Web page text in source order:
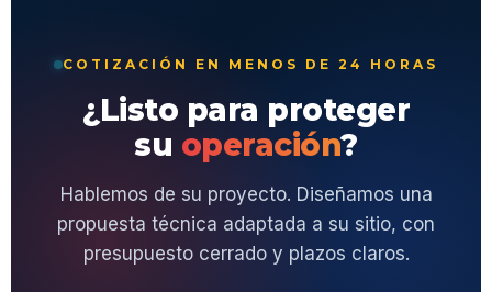
COTIZACIÓN EN MENOS DE 24 HORAS
¿Listo para proteger
su operación?
Hablemos de su proyecto. Diseñamos una
propuesta técnica adaptada a su sitio, con
presupuesto cerrado y plazos claros.